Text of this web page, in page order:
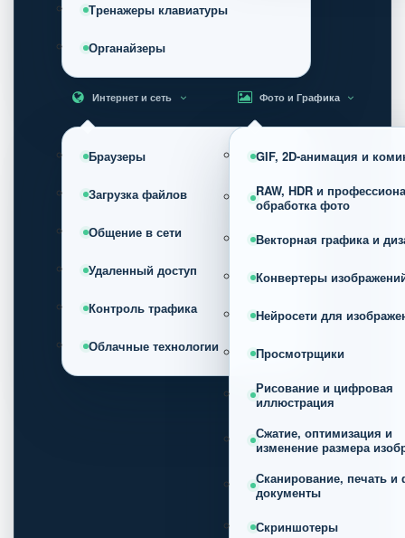
Тренажеры клавиатуры
Органайзеры
Интернет и сеть
Браузеры
Загрузка файлов
Общение в сети
Удаленный доступ
Контроль трафика
Облачные технологии
Фото и Графика
GIF, 2D-анимация и
RAW, HDR и
обработка фото
Векторная графика и
Конвертеры
Нейросети для
Просмотрщики
Рисование и цифровая
иллюстрация
Сжатие, оптимизация и
изменение размера
Сканирование, печать и
документы
Скриншотеры